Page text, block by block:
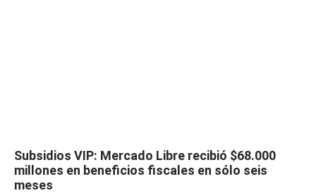
Subsidios VIP: Mercado Libre recibió $68.000
millones en beneficios fiscales en sólo seis
meses